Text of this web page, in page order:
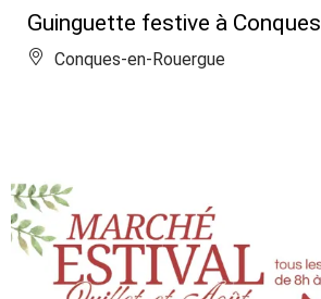
Guinguette festive à Conques
Conques-en-Rouergue